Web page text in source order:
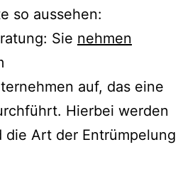
so aussehen:
Sie nehmen
auf, das eine
Hierbei werden
die Art der Entrümpelung